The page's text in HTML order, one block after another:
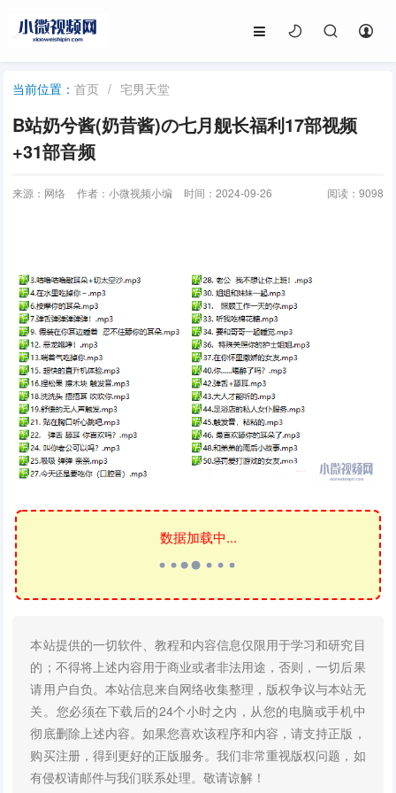
当前位置：首页 / 宅男天堂
B站奶兮酱(奶昔酱)の七月舰长福利17部视频
+31部音频
来源：网络 作者：小微视频小编 时间：2024-09-26 阅读： 9098
数据加载中...
本站提供的一切软件、教程和内容信息仅限用于学习和研究目
的；不得将上述内容用于商业或者非法用途，否则，一切后果
请用户自负。本站信息来自网络收集整理，版权争议与本站无
关。您必须在下载后的24个小时之内，从您的电脑或手机中
彻底删除上述内容。如果您喜欢该程序和内容，请支持正版，
购买注册，得到更好的正版服务。我们非常重视版权问题，如
有侵权请邮件与我们联系处理。敬请谅解！